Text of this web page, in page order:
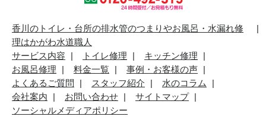
香川のトイレ・台所の排水管のつまりやお風呂・水漏れ修
理はかがわ水道職人
サービス内容
トイレ修理
キッチン修理
お風呂修理
料金一覧
事例・お客様の声
よくあるご質問
スタッフ紹介
水のコラム
会社案内
お問い合わせ
サイトマップ
ソーシャルメディアポリシー